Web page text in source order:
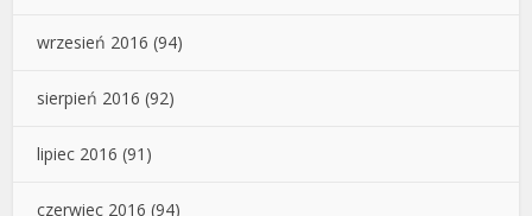
wrzesień 2016 (94)
sierpień 2016 (92)
lipiec 2016 (91)
czerwiec 2016 (94)